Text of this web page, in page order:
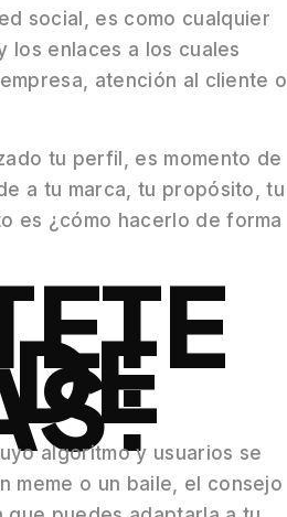
social, es como cualquier
enlaces a los cuales
atención al cliente o
tu perfil, es momento de
a tu marca, tu propósito, tu
es ¿cómo hacerlo de forma
algoritmo y usuarios se
meme o un baile, el consejo